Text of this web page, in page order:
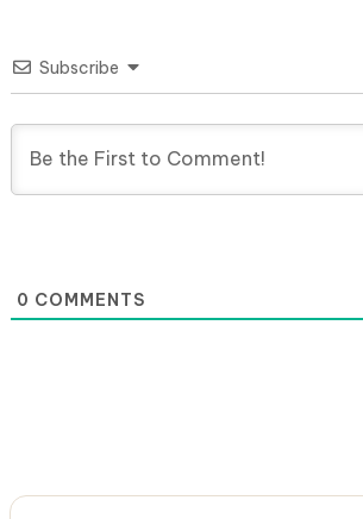
Subscribe
0 COMMENTS